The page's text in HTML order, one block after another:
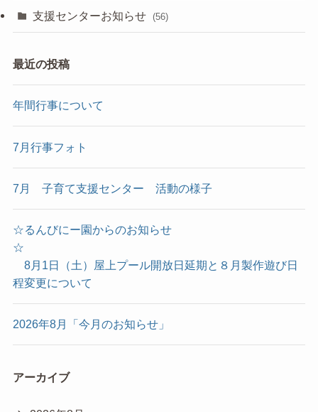
支援センターお知らせ (56)
最近の投稿
年間行事について
7月行事フォト
7月 子育て支援センター 活動の様子
☆るんびにー園からのお知らせ
☆
8月1日（土）屋上プール開放日延期と８月製作遊び日
程変更について
2026年8月「今月のお知らせ」
アーカイブ